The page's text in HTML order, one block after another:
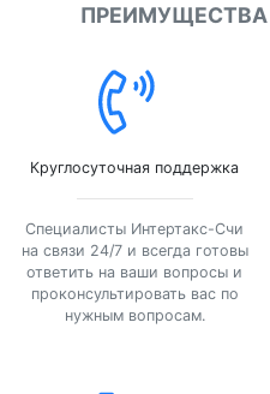
ПРЕИМУЩЕСТВА
Круглосуточная поддержка
Специалисты Интертакс-Счи
на связи 24/7 и всегда готовы
ответить на ваши вопросы и
проконсультировать вас по
нужным вопросам.